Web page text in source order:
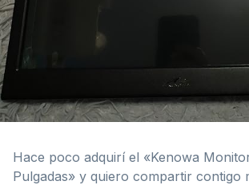
Hace poco adquirí el «Kenowa
Pulgadas» y quiero compartir contigo